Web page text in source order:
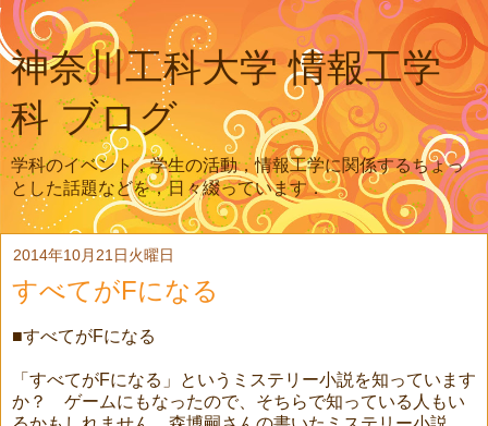
神奈川工科大学 情報工学
科 ブログ
学科のイベント，学生の活動，情報工学に関係するちょっ
とした話題などを，日々綴っています．
2014年10月21日火曜日
すべてがFになる
■すべてがFになる
「すべてがFになる」というミステリー小説を知っています
か？ ゲームにもなったので、そちらで知っている人もい